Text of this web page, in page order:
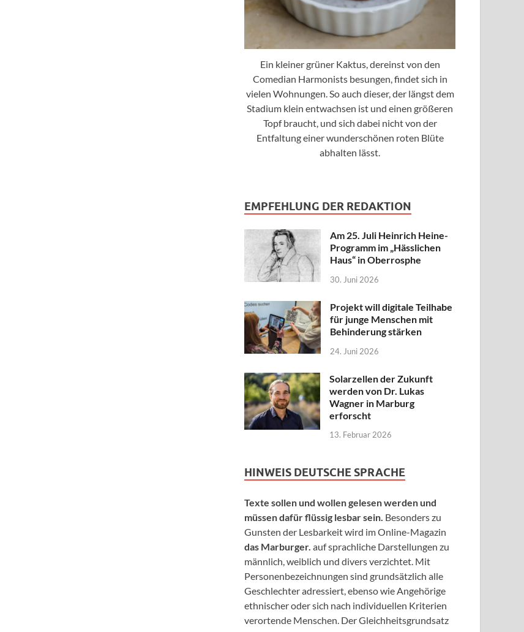
Ein kleiner grüner Kaktus, dereinst von den
Comedian Harmonists besungen, findet sich in
vielen Wohnungen. So auch dieser, der längst dem
Stadium klein entwachsen ist und einen größeren
Topf braucht, und sich dabei nicht von der
Entfaltung einer wunderschönen roten Blüte
abhalten lässt.
EMPFEHLUNG DER REDAKTION
Am 25. Juli Heinrich Heine-
Programm im „Hässlichen
Haus“ in Oberrosphe
30. Juni 2026
Projekt will digitale Teilhabe
für junge Menschen mit
Behinderung stärken
24. Juni 2026
Solarzellen der Zukunft
werden von Dr. Lukas
Wagner in Marburg
erforscht
13. Februar 2026
HINWEIS DEUTSCHE SPRACHE
Texte sollen und wollen gelesen werden und
müssen dafür flüssig lesbar sein. Besonders zu
Gunsten der Lesbarkeit wird im Online-Magazin
das Marburger. auf sprachliche Darstellungen zu
männlich, weiblich und divers verzichtet. Mit
Personenbezeichnungen sind grundsätzlich alle
Geschlechter adressiert, ebenso wie Angehörige
ethnischer oder sich nach individuellen Kriterien
verortende Menschen. Der Gleichheitsgrundsatz